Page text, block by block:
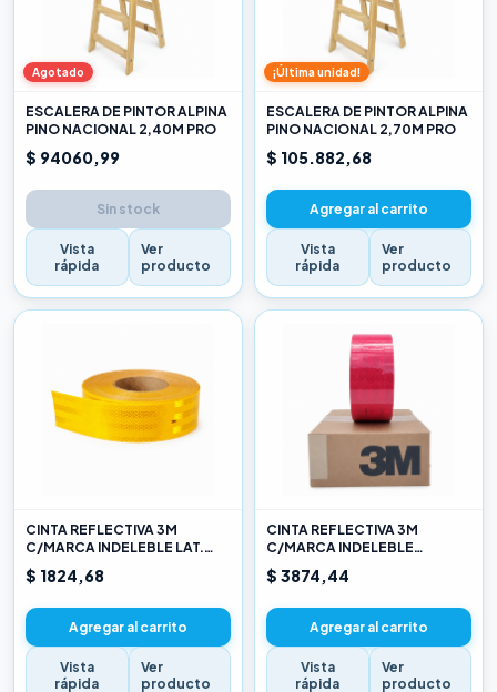
Agotado
ESCALERA DE PINTOR ALPINA
PINO NACIONAL 2,40M PRO
$ 94060,99
Sin stock
Vista
rápida
Ver
producto
¡Última unidad!
ESCALERA DE PINTOR ALPINA
PINO NACIONAL 2,70M PRO
$ 105.882,68
Agregar al carrito
Vista
rápida
Ver
producto
CINTA REFLECTIVA 3M
C/MARCA INDELEBLE LAT.
$ 1824,68
Agregar al carrito
Vista
rápida
Ver
producto
CINTA REFLECTIVA 3M
C/MARCA INDELEBLE
TRASERA BLANCA Y ROJO X
METRO
$ 3874,44
Agregar al carrito
Vista
rápida
Ver
producto